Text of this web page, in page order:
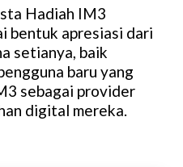
Hadiah IM3
bentuk apresiasi dari
setianya, baik
baru yang
sebagai provider
digital mereka.